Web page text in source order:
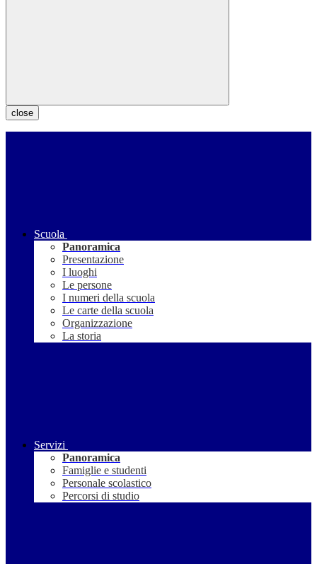
close
Scuola
Panoramica
Presentazione
I luoghi
Le persone
I numeri della scuola
Le carte della scuola
Organizzazione
La storia
Servizi
Panoramica
Famiglie e studenti
Personale scolastico
Percorsi di studio